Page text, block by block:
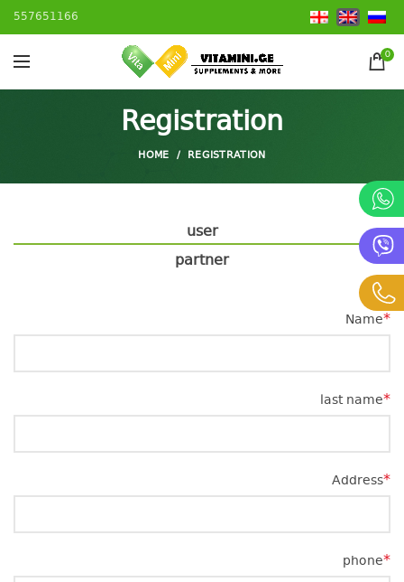
557651166
0
Registration
HOME REGISTRATION
user
partner
Name*
last name*
Address*
phone*